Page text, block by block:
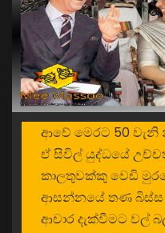
ආවේ මෙරට 50
ඒ සිවිල් යුද්ධයේ
කාලතුවක්කු වෙඩි
ආසන්නයේ තණ බිස්ස
ආචාර දැක්වීමට වල්